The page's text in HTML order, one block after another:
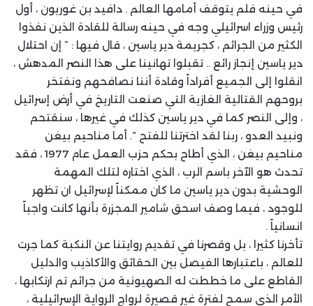
في حينه فلم يتوقف أمامها العالم . دافيد بن غوريون ، أول
رئيس وزراء اسرائيلي وجه في حينه رسالة للقادة الذين نفذوا
الكثير من الجرائم ، كجريمة دير ياسين ، قال فيها : ” إن احتلال
دير ياسين إنجاز رائع .. تقبلوا تهانينا على هذا النصر المدهش ،
انقلوا إلى الجميع أفراداً وقادة أننا نصافحهم ونفتخر
بروحهم القتالية الغازية التي صنعت التاريخ في أرض إسرائيل
، وإلى النصر كما في دير ياسين كذلك في غيرها ، سنقتحم
ونبيد العدو ، ربنا لقد اخترتنا للفتح “. أما مناحيم بيغن
مناحيم بيغن ، الذي أطاح بحكم حزب العمل عام 1977 ، فقد
تحدث هو الآخر باسم الرب ، الذي اختاره لتلك المهمة
الوحشية بدون دير ياسين ما كان ممكناً لإسرائيل ان تظهر
للوجود ، فيما وصف اسحق شامير المجزرة بأنها كانت واجباً
انسانياً .
تأخرنا كثيرا ، بل وقصرنا في تقديم روايتنا عن النكبة كما جرت
للعالم ، باعتبارها الفيصل بين الحقائق والأكاذيب والدليل
القاطع على ما خططت له الصهيونية من جرائم تم ارتكابها ،
الأمر الذي سمح لفترة غير قصيرة لرواج الرواية الإسرائيلية ،